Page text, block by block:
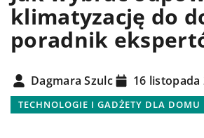
klimatyzację do
poradnik
Dagmara Szulc 16 listopada
TECHNOLOGIE I GADŻETY DLA DOMU